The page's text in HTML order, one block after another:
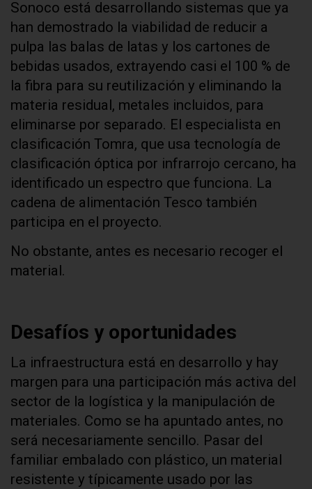
Sonoco está desarrollando sistemas que ya
han demostrado la viabilidad de reducir a
pulpa las balas de latas y los cartones de
bebidas usados, extrayendo casi el 100 % de
la fibra para su reutilización y eliminando la
materia residual, metales incluidos, para
eliminarse por separado. El especialista en
clasificación Tomra, que usa tecnología de
clasificación óptica por infrarrojo cercano, ha
identificado un espectro que funciona. La
cadena de alimentación Tesco también
participa en el proyecto.
No obstante, antes es necesario recoger el
material.
Desafíos y oportunidades
La infraestructura está en desarrollo y hay
margen para una participación más activa del
sector de la logística y la manipulación de
materiales. Como se ha apuntado antes, no
será necesariamente sencillo. Pasar del
familiar embalado con plástico, un material
resistente y típicamente usado por las